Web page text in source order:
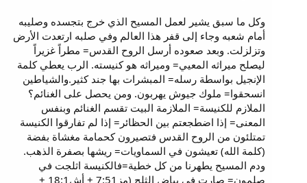
وكل ما سبق يشير لعمل المسيح الذي خرج بتجسده وصليبه
أمام شعبه وجاء إلى قفر هذا العالم وفي صلبه ارتعدت الأرض
وتزلزلت. وبعد صعوده أرسل الروح القدس= مطراً غزيراً
ليصلح ميراثه المعيي= وميراثه هو كنيسته. الرب يعطي كلمة
الإنجيل بواسطة رسله= المبشرات بها جند كثير.والشياطين
انسحقوا= ملوك جيوش يهربون. ومن يحصل على الغنائم؟
الملازم للكنيسة= الملازمة البيت تقسم الغنائم وبنفس
المعنى= إذا اضطجعتم بين الحظائر= إذا لم تفارقوا الكنيسة
تمتلئون من الروح القدس فتصيرون كحمامة مغشاة بفضة
(كلمة الله) تعيشون في السماويات= ريشها بصفرة الذهب.
ودم المسيح يطهرنا من كل خطية=فالكنيسة اثلجت في
صلمون= صارت في بياض الثلج (مز7:51 + أش18:1 +